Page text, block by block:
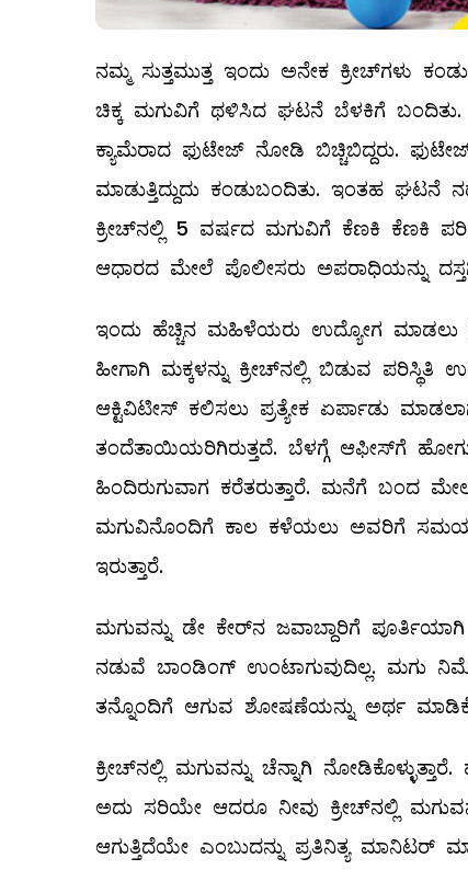
ನಮ್ಮ ಸುತ್ತಮುತ್ತ ಇಂದು ಅನೇಕ ಕ್ರೀಚ್‌ಗಳು
ಚಿಕ್ಕ ಮಗುವಿಗೆ ಥಳಿಸಿದ ಘಟನೆ ಬೆಳಕಿಗೆ
ಕ್ಯಾಮೆರಾದ ಫುಟೇಜ್‌ ನೋಡಿ ಬಿಚ್ಚಿಬಿದ್ದರು.
ಮಾಡುತ್ತಿದ್ದುದು ಕಂಡುಬಂದಿತು. ಇಂತಹ
ಕ್ರೀಚ್‌ನಲ್ಲಿ 5 ವರ್ಷದ ಮಗುವಿಗೆ ಕೆಣಕಿ ಕೆಣಕಿ
ಆಧಾರದ ಮೇಲೆ ಪೊಲೀಸರು ಅಪರಾಧಿಯನ್ನು
ಇಂದು ಹೆಚ್ಚಿನ ಮಹಿಳೆಯರು ಉದ್ಯೋಗ ಮಾಡಲು
ಹೀಗಾಗಿ ಮಕ್ಕಳನ್ನು ಕ್ರೀಚ್‌ನಲ್ಲಿ ಬಿಡುವ
ಆಕ್ಟಿವಿಟೀಸ್‌ ಕಲಿಸಲು ಪ್ರತ್ಯೇಕ ಏರ್ಪಾಡು
ತಂದೆತಾಯಿಯರಿಗಿರುತ್ತದೆ. ಬೆಳಗ್ಗೆ ಆಫೀಸ್‌ಗೆ
ಹಿಂದಿರುಗುವಾಗ ಕರೆತರುತ್ತಾರೆ. ಮನೆಗೆ ಬಂದ
ಮಗುವಿನೊಂದಿಗೆ ಕಾಲ ಕಳೆಯಲು ಅವರಿಗೆ
ಇರುತ್ತಾರೆ.
ಮಗುವನ್ನು ಡೇ ಕೇರ್‌ನ ಜವಾಬ್ದಾರಿಗೆ
ನಡುವೆ ಬಾಂಡಿಂಗ್‌ ಉಂಟಾಗುವುದಿಲ್ಲ. ಮಗು
ತನ್ನೊಂದಿಗೆ ಆಗುವ ಶೋಷಣೆಯನ್ನು ಅರ್ಥ
ಕ್ರೀಚ್‌ನಲ್ಲಿ ಮಗುವನ್ನು ಚೆನ್ನಾಗಿ
ಅದು ಸರಿಯೇ ಆದರೂ ನೀವು ಕ್ರೀಚ್‌ನಲ್ಲಿ
ಆಗುತ್ತಿದೆಯೇ ಎಂಬುದನ್ನು ಪ್ರತಿನಿತ್ಯ ಮಾನಿಟರ್‌